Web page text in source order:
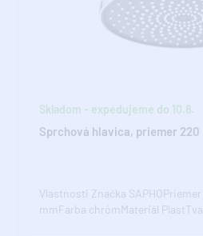
Skladom - expedujeme do 10.8.
Sprchová hlavica, priemer 220
Vlastnosti Značka
mmFarba chrómMateriál